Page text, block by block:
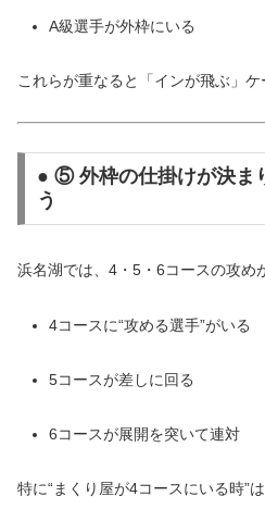
A級選手が外枠にいる
これらが重なると「インが飛ぶ」ケ
● ⑤ 外枠の仕掛けが決ま
う
浜名湖では、4・5・6コースの攻め
4コースに“攻める選手”がいる
5コースが差しに回る
6コースが展開を突いて連対
特に“まくり屋が4コースにいる時”